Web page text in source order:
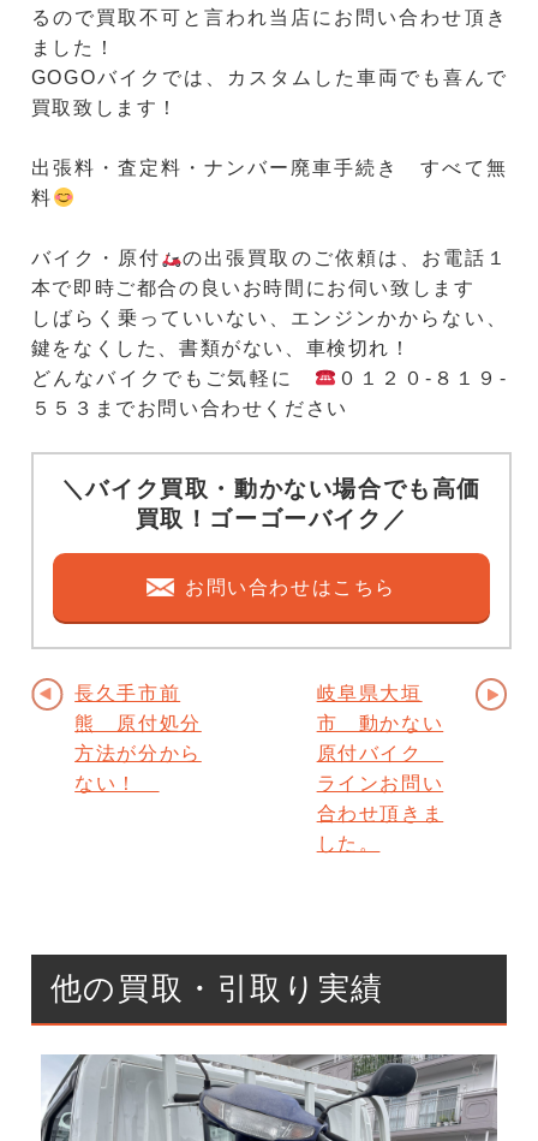
るので買取不可と言われ当店にお問い合わせ頂き
ました！
GOGOバイクでは、カスタムした車両でも喜んで
買取致します！
出張料・査定料・ナンバー廃車手続き すべて無
料
バイク・原付
の出張買取のご依頼は、お電話１
本で即時ご都合の良いお時間にお伺い致します
しばらく乗っていいない、エンジンかからない、
鍵をなくした、書類がない、車検切れ！
どんなバイクでもご気軽に
０１２０-８１９-
５５３までお問い合わせください
＼バイク買取・動かない場合でも高価
買取！ゴーゴーバイク／
お問い合わせはこちら
長久手市前
熊 原付処分
方法が分から
ない！
岐阜県大垣
市 動かない
原付バイク
ラインお問い
合わせ頂きま
した。
他の買取・引取り実績